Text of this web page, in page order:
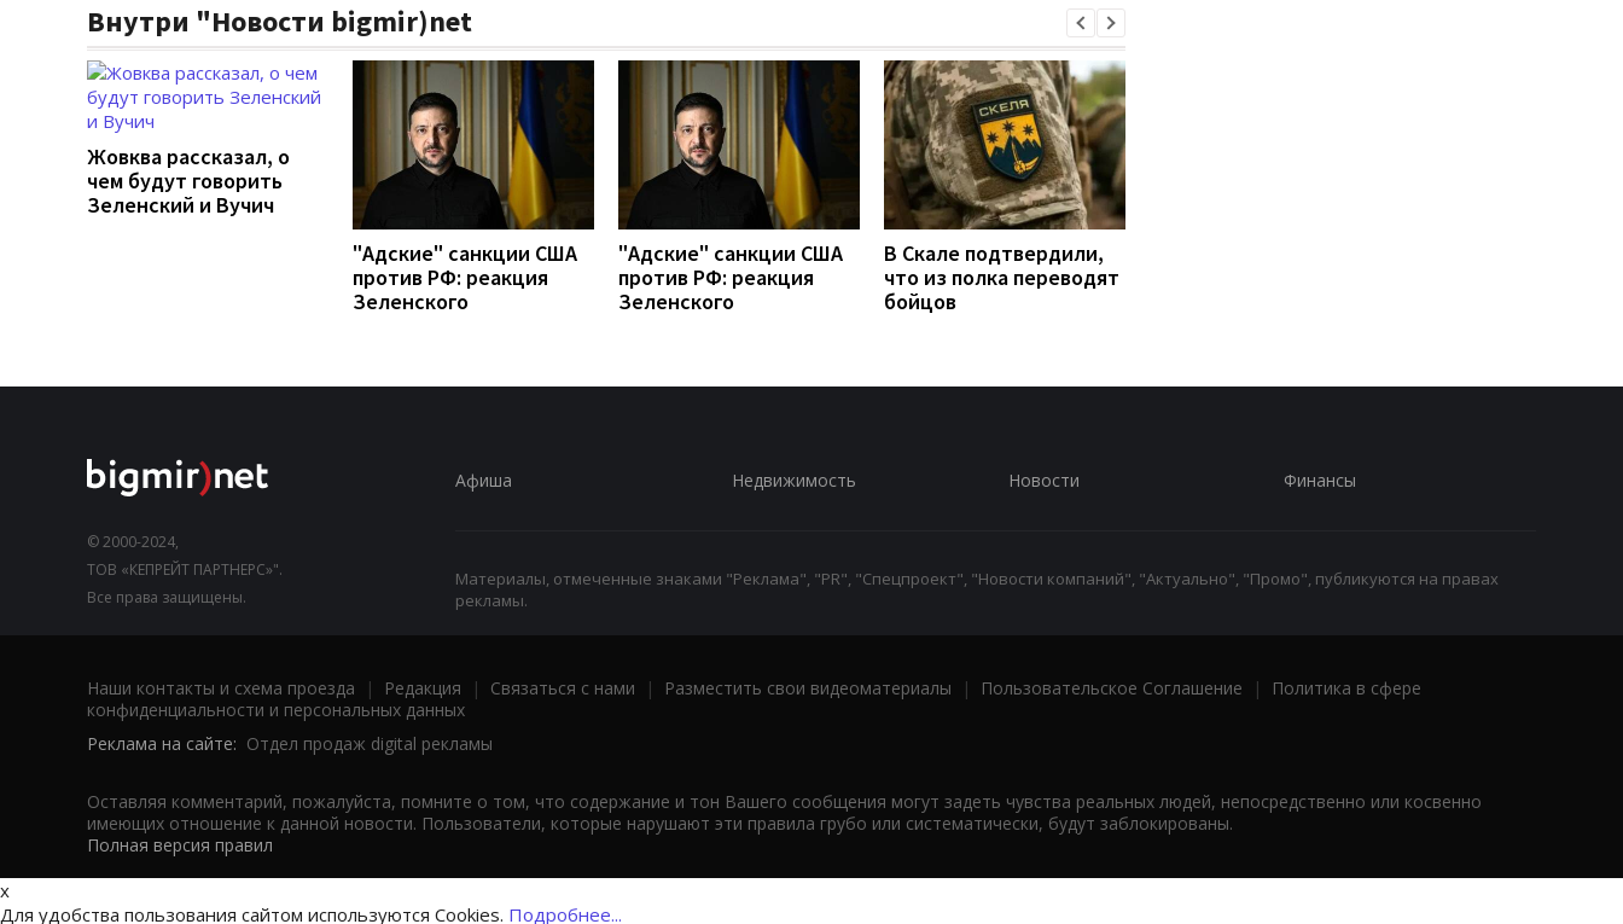
Внутри "Новости bigmir)net
Жовква рассказал, о
чем будут говорить
Зеленский и Вучич
"Адские" санкции США
против РФ: реакция
Зеленского
"Адские" санкции США
против РФ: реакция
Зеленского
В Скале подтвердили,
что из полка переводят
бойцов
© 2000-2024,
ТОВ «КЕПРЕЙТ ПАРТНЕРС»".
Все права защищены.
Афиша Недвижимость Новости Финансы
Материалы, отмеченные знаками "Реклама", "PR", "Спецпроект", "Новости компаний", "Актуально", "Промо", публикуются на правах
рекламы.
Наши контакты и схема проезда | Редакция | Связаться с нами | Разместить свои видеоматериалы | Пользовательское Соглашение |
Политика в сфере
конфиденциальности и персональных данных
Реклама на сайте: Отдел продаж digital рекламы
Оставляя комментарий, пожалуйста, помните о том, что содержание и тон Вашего сообщения могут задеть чувства реальных людей, непосредственно или косвенно
имеющих отношение к данной новости. Пользователи, которые нарушают эти правила грубо или систематически, будут заблокированы.
Полная версия правил
x
Для удобства пользования сайтом используются Cookies. Подробнее...